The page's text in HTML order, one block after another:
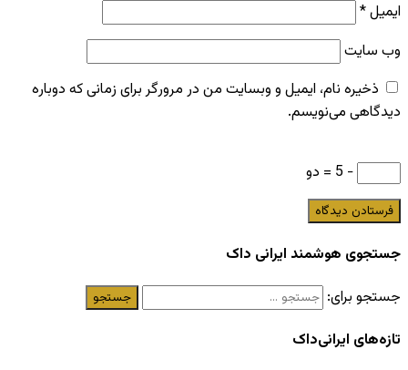
ایمیل*
وب‌ سایت
ذخیره نام، ایمیل و وبسایت من در مرورگر برای زمانی که دوباره
دیدگاهی می‌نویسم.
− 5 = دو
جستجوی هوشمند ایرانی داک
جستجو برای:
تازه‌های ایرانی‌داک